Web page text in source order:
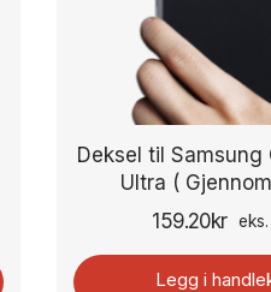
Deksel til Samsung
Ultra (
159.20kr
Legg i